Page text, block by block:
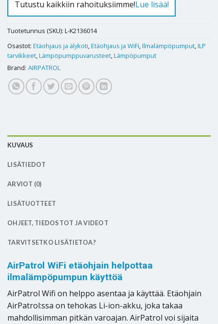
Tutustu kaikkiin rahoituksiimme!Lue lisää!
Tuotetunnus (SKU): L-K2136014
Osastot: Etäohjaus ja älykoti Etäohjaus ja WiFi Ilmalämpöpumput ILP
tarvikkeet Lämpöpumppuvarusteet Lämpöpumput
Brand: AIRPATROL
KUVAUS
LISÄTIEDOT
ARVIOT (0)
LISÄTUOTTEET
OHJEET, TIEDOSTOT JA VIDEOT
TARVITSETKO LISÄTIETOA?
AirPatrol WiFi etäohjain helpottaa
ilmalämpöpumpun käyttöä
AirPatrol Wifi on helppo asentaa ja käyttää. Etäohjain
AirPatrol:ssa on tehokas Li-ion-akku, joka takaa
mahdollisimman pitkän varoajan. AirPatrol voi sijaita